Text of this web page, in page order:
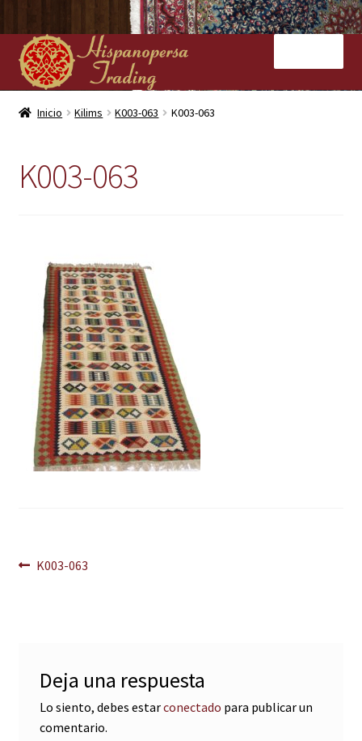
Ir
a
la
navegación
Ir
al
contenido
Inicio
Contacto
Inicio Kilims K003-063 K003-063
K003-063
Navegación
Anterior:
K003-063
Deja una respuesta
Lo siento, debes estarconectado para publicar un
comentario.